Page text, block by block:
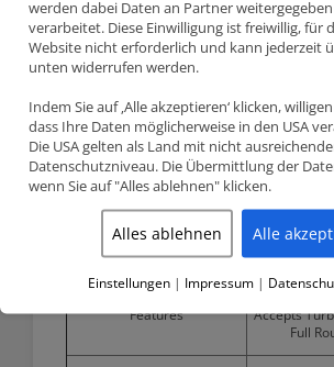
Stroke
Wiseco compression ratio
OEM compression ratio (CR)
Dome volume (CC)
Compression height (CH)
Features
Accepts
Full
werden dabei Daten an Partner
verarbeitet. Diese Einwilligung ist freiwillig, für
Website nicht erforderlich und kann jederzeit
unten widerrufen werden.
Indem Sie auf ‚Alle akzeptieren‘ klicken,
dass Ihre Daten möglicherweise in den USA
Die USA gelten als Land mit nicht
Datenschutzniveau. Die Übermittlung der
wenn Sie auf "Alles ablehnen" klicken.
Alles ablehnen Alle
Einstellungen | Impressum |